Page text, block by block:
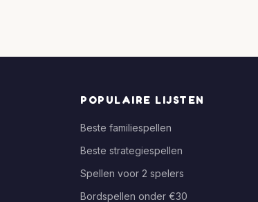
POPULAIRE LIJSTEN
Beste familiespellen
Beste strategiespellen
Spellen voor 2 spelers
Bordspellen onder €30